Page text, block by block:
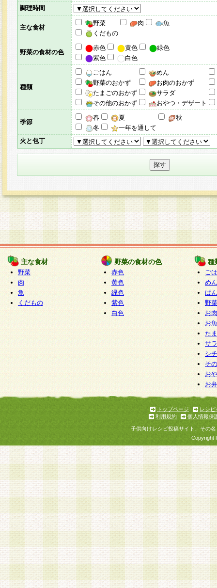
調理時間
主な食材
野菜 肉
魚
くだもの
野菜の食材の色
赤色 黄色
緑色
紫色
白色
種類
ごはん
めん
野菜のおかず
お肉のおかず
たまごのおかず
サラダ
その他のおかず
おやつ・デザート
季節
春 夏
秋
冬
一年を通して
火と包丁
主な食材
野菜
肉
魚
くだもの
野菜の食材の色
赤色
黄色
緑色
紫色
白色
種
ご
めん
ぱん
野
お
お
た
サ
シ
そ
お
お
トップページ
レシピ
利用規約
個人情報保
子供向けレシピ投稿サイト、その
Copyright